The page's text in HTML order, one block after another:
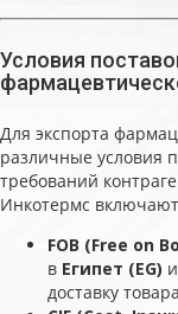
Условия
Для экспорта
различные условия
требований
Инкотермс
FOB (Free on
в Египет (EG) и
доставку